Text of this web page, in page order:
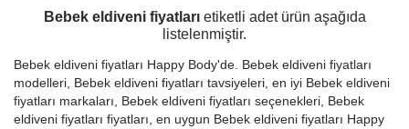
Bebek eldiveni fiyatlarıetiketli adet ürün aşağıda
listelenmiştir.
Bebek eldiveni fiyatları Happy Body'de. Bebek eldiveni fiyatları
modelleri, Bebek eldiveni fiyatları tavsiyeleri, en iyi Bebek eldiveni
fiyatları markaları, Bebek eldiveni fiyatları seçenekleri, Bebek
eldiveni fiyatları fiyatları, en uygun Bebek eldiveni fiyatları Happy